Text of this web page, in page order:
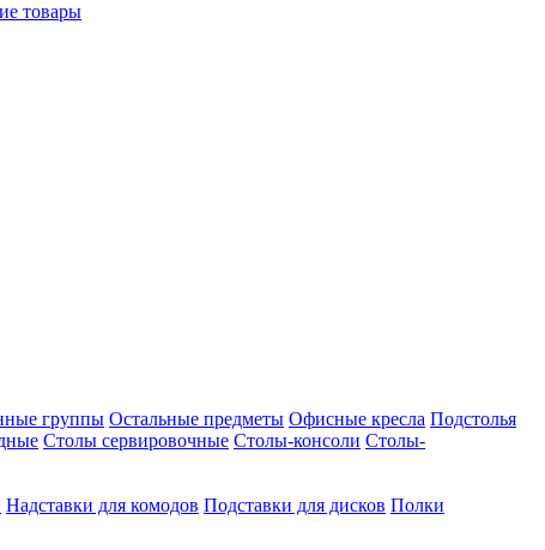
товары
группы Остальные предметы Офисные кресла Подстолья
Столы сервировочные Столы-консоли Столы-
Надставки для комодов Подставки для дисков Полки